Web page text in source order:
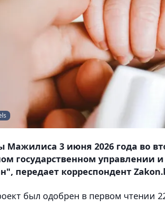
Мажилиса 3 июня 2026 года во
государственном управлении
передает корреспондент
был одобрен в первом чтении